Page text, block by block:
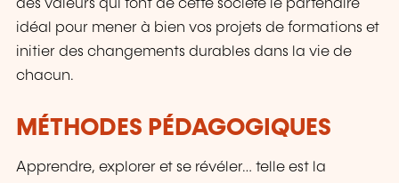
des valeurs qui font de cette société le partenaire
idéal pour mener à bien vos projets de formations et
initier des changements durables dans la vie de
chacun.
MÉTHODES PÉDAGOGIQUES
Apprendre, explorer et se révéler… telle est la